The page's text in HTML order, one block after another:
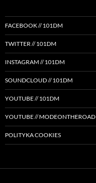
FACEBOOK // 101DM
TWITTER // 101DM
INSTAGRAM // 101DM
SOUNDCLOUD // 101DM
YOUTUBE // 101DM
YOUTUBE // MODEONTHEROAD
POLITYKA COOKIES